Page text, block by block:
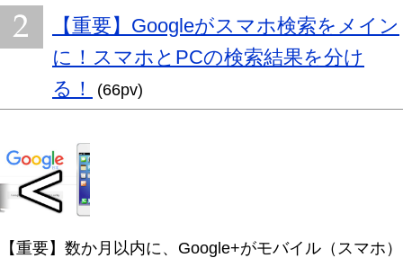
【重要】Googleがスマホ検索をメイン
に！スマホとPCの検索結果を分け
る！
(66pv)
【重要】数か月以内に、Google+がモバイル（スマホ）